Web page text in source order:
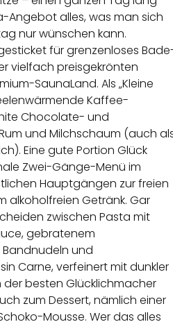
Angebot alles, was man sich
nur wünschen kann.
für grenzenloses
vielfach preisgekrönten
SaunaLand. Als „Kleine
Kaffee-
Chocolate- und
und Milchschaum (auch
Eine gute Portion Glück
Zwei-Gänge-Menü im
Hauptgängen zur freien
alkoholfreien Getränk. Gar
zwischen Pasta mit
gebratenem
Bandnudeln und
Carne, verfeinert mit dunkler
der besten Glücklichmacher
zum Dessert, nämlich einer
Mousse. Wer das alles